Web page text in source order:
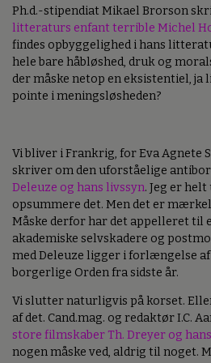
Ph.d.-stipendiat Mikael Brorson
litteraturs enfant terrible Michel
findes opbyggelighed i hans
hele bare håbløshed, druk og
der måske netop en eksistentiel, ja
pointe i meningsløsheden?
Vi bliver i Frankrig, for Eva Agnete
skriver om den uforståelige
Deleuze og hans livssyn. Jeg er
opsummere det. Men det er
Måske derfor har det appelleret til
akademiske selvskadere og
med Deleuze ligger i forlængelse af
borgerlige Orden fra sidste år.
Vi slutter naturligvis på korset.
af det. Cand.mag. og redaktør I.C.
store filmskaber Th. Dreyer og
nogen måske ved, aldrig til noget.